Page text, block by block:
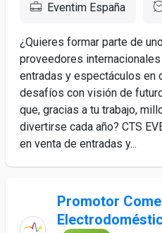
Eventim España
¿Quieres formar parte de
proveedores
entradas y espectáculos en
desafíos con visión de
que, gracias a tu trabajo,
divertirse cada año? CTS
en venta de entradas y...
Promotor